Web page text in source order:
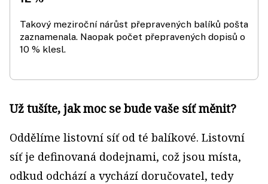
Takový meziroční nárůst přepravených balíků pošta
zaznamenala. Naopak počet přepravených dopisů o
10 % klesl.
Už tušíte, jak moc se bude vaše síť měnit?
Oddělíme listovní síť od té balíkové. Listovní
síť je definovaná dodejnami, což jsou místa,
odkud odchází a vychází doručovatel, tedy